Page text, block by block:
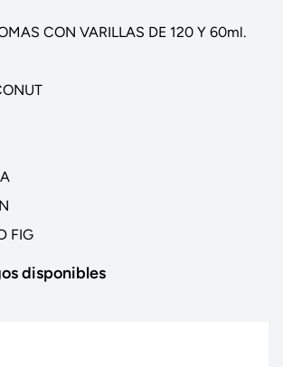
CON VARILLAS DE 120 Y 60ml.
FIG
disponibles